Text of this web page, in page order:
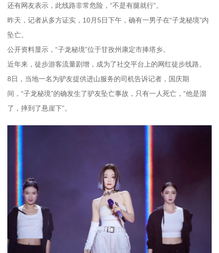
还有网友表示，此线路非常危险，“不是有腿就行”。
昨天，记者从多方证实，10月5日下午，确有一男子在“子龙秘境”内
坠亡。
公开资料显示，“子龙秘境”位于甘孜州康定市捧塔乡。
近年来，徒步游客流量剧增，成为了社交平台上的网红徒步线路。
8日，当地一名为驴友提供进山服务的司机告诉记者，国庆期
间，“子龙秘境”的确发生了驴友坠亡事故，只有一人死亡，“他是溜
了，摔到了悬崖下”。